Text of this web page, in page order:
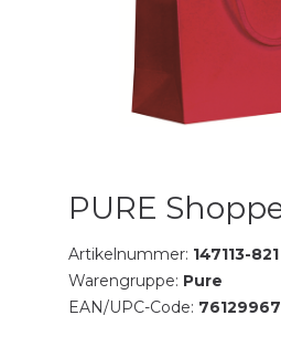
PURE
Artikelnummer: 147113-821
Warengruppe: Pure
EAN/UPC-Code: